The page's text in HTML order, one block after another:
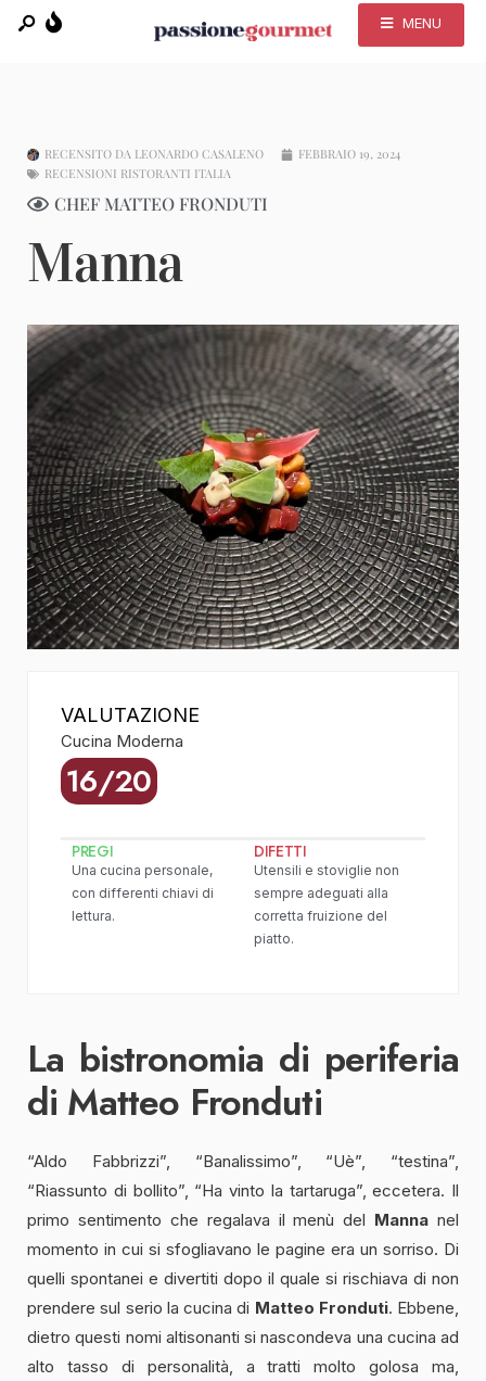
MENU
RECENSITO DA LEONARDO CASALENO
FEBBRAIO 19, 2024
RECENSIONI RISTORANTI ITALIA
CHEF MATTEO FRONDUTI
Manna
VALUTAZIONE
Cucina Moderna
16/20
PREGI
Una cucina personale,
con differenti chiavi di
lettura.
DIFETTI
Utensili e stoviglie non
sempre adeguati alla
corretta fruizione del
piatto.
La bistronomia di periferia
di Matteo Fronduti
“Aldo Fabbrizzi”, “Banalissimo”, “Uè”, “testina”,
“Riassunto di bollito”, “Ha vinto la tartaruga”, eccetera. Il
primo sentimento che regalava il menù del Manna nel
momento in cui si sfogliavano le pagine era un sorriso. Di
quelli spontanei e divertiti dopo il quale si rischiava di non
prendere sul serio la cucina di Matteo Fronduti. Ebbene,
dietro questi nomi altisonanti si nascondeva una cucina ad
alto tasso di personalità, a tratti molto golosa ma,